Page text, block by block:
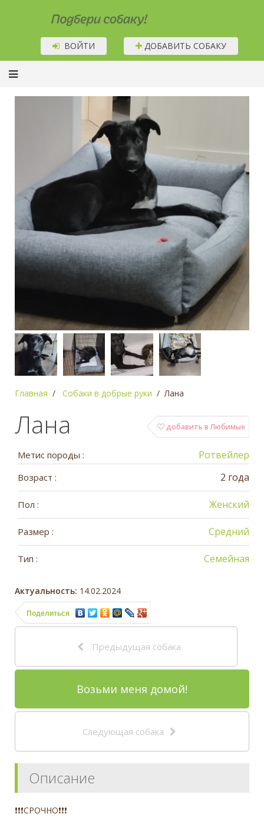
Подбери собаку!
ВОЙТИ ДОБАВИТЬ СОБАКУ
Главная Собаки в добрые руки Лана
добавить в Любимые
Лана
Метис породы : Ротвейлер
Возраст : 2 года
Пол : Женский
Размер : Средний
Тип : Семейная
Актуальность: 14.02.2024
Поделиться
Предыдущая собака
Возьми меня домой!
Следующая собака
Описание
❗❗❗СРОЧНО❗❗❗